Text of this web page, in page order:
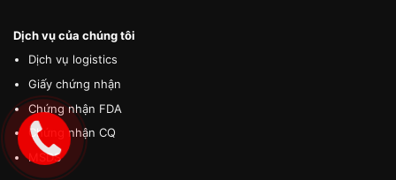
Dịch vụ của chúng tôi
Dịch vụ logistics
Giấy chứng nhận
Chứng nhận FDA
Chứng nhận CQ
MSDS